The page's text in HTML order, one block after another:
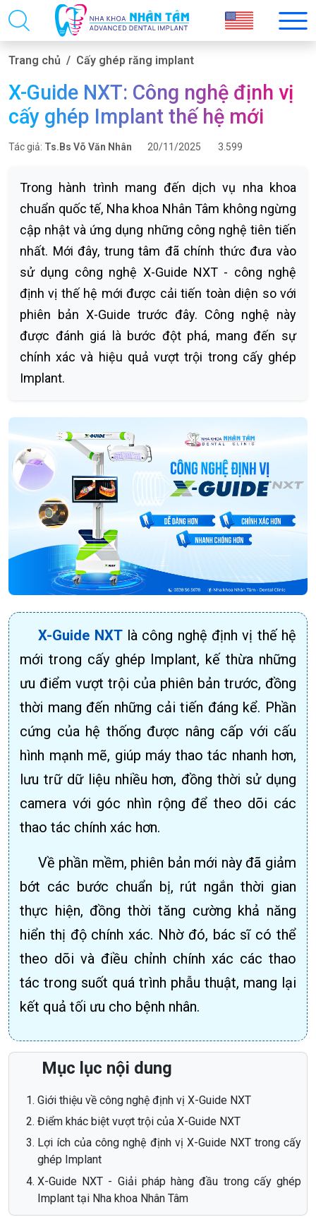
Trang chủ Cấy ghép răng implant
X-Guide NXT: Công nghệ định vị
cấy ghép Implant thế hệ mới
Tác giả: Ts.Bs Võ Văn Nhân 20/11/2025 3.599
Trong hành trình mang đến dịch vụ nha khoa
chuẩn quốc tế, Nha khoa Nhân Tâm không ngừng
cập nhật và ứng dụng những công nghệ tiên tiến
nhất. Mới đây, trung tâm đã chính thức đưa vào
sử dụng công nghệ X-Guide NXT - công nghệ
định vị thế hệ mới được cải tiến toàn diện so với
phiên bản X-Guide trước đây. Công nghệ này
được đánh giá là bước đột phá, mang đến sự
chính xác và hiệu quả vượt trội trong cấy ghép
Implant.
X-Guide NXTlà công nghệ định vị thế hệ
mới trong cấy ghép Implant, kế thừa những
ưu điểm vượt trội của phiên bản trước, đồng
thời mang đến những cải tiến đáng kể. Phần
cứng của hệ thống được nâng cấp với cấu
hình mạnh mẽ, giúp máy thao tác nhanh hơn,
lưu trữ dữ liệu nhiều hơn, đồng thời sử dụng
camera với góc nhìn rộng để theo dõi các
thao tác chính xác hơn.
Về phần mềm, phiên bản mới này đã giảm
bớt các bước chuẩn bị, rút ngắn thời gian
thực hiện, đồng thời tăng cường khả năng
hiển thị độ chính xác. Nhờ đó, bác sĩ có thể
theo dõi và điều chỉnh chính xác các thao
tác trong suốt quá trình phẫu thuật, mang lại
kết quả tối ưu cho bệnh nhân.
Mục lục nội dung
Giới thiệu về công nghệ định vị X-Guide NXT
Điểm khác biệt vượt trội của X-Guide NXT
Lợi ích của công nghệ định vị X-Guide NXT trong cấy
ghép Implant
X-Guide NXT - Giải pháp hàng đầu trong cấy ghép
Implant tại Nha khoa Nhân Tâm